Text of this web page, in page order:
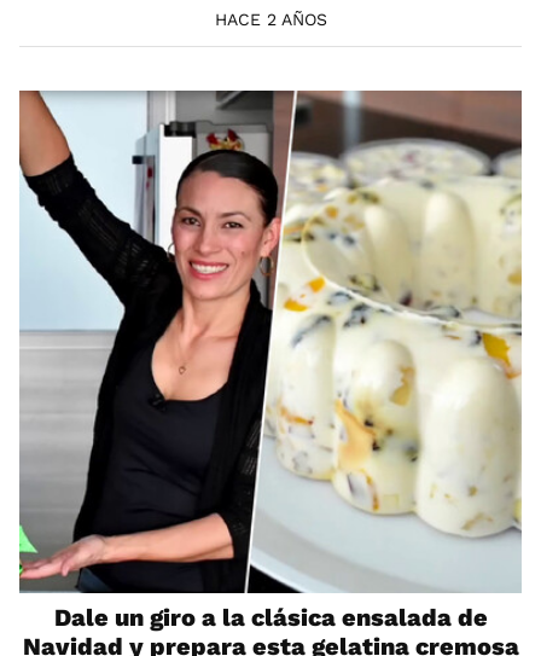
HACE 2 AÑOS
Dale un giro a la clásica ensalada de
Navidad y prepara esta gelatina cremosa